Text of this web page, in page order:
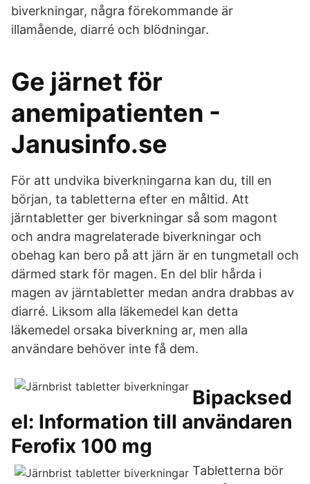
biverkningar, några förekommande är
illamående, diarré och blödningar.
Ge järnet för
anemipatienten -
Janusinfo.se
För att undvika biverkningarna kan du, till en
början, ta tabletterna efter en måltid. Att
järntabletter ger biverkningar så som magont
och andra magrelaterade biverkningar och
obehag kan bero på att järn är en tungmetall och
därmed stark för magen. En del blir hårda i
magen av järntabletter medan andra drabbas av
diarré. Liksom alla läkemedel kan detta
läkemedel orsaka biverkning ar, men alla
användare behöver inte få dem.
Bipacksed
el: Information till användaren
Ferofix 100 mg
Tabletterna bör